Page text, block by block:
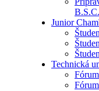
Junior
Technická